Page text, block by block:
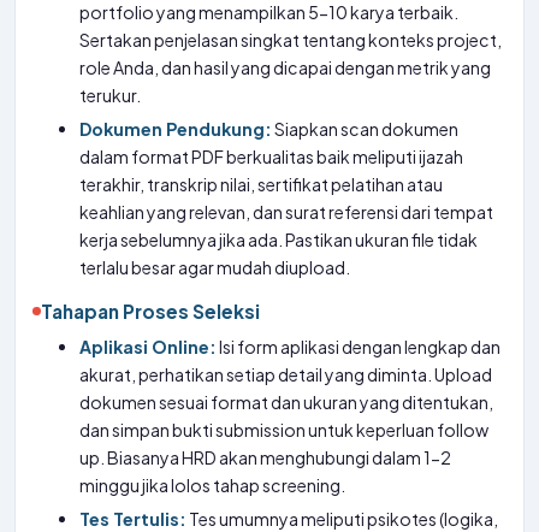
portfolio yang menampilkan 5-10 karya terbaik.
Sertakan penjelasan singkat tentang konteks project,
role Anda, dan hasil yang dicapai dengan metrik yang
terukur.
Dokumen Pendukung: Siapkan scan dokumen
dalam format PDF berkualitas baik meliputi ijazah
terakhir, transkrip nilai, sertifikat pelatihan atau
keahlian yang relevan, dan surat referensi dari tempat
kerja sebelumnya jika ada. Pastikan ukuran file tidak
terlalu besar agar mudah diupload.
Tahapan Proses Seleksi
Aplikasi Online: Isi form aplikasi dengan lengkap dan
akurat, perhatikan setiap detail yang diminta. Upload
dokumen sesuai format dan ukuran yang ditentukan,
dan simpan bukti submission untuk keperluan follow
up. Biasanya HRD akan menghubungi dalam 1-2
minggu jika lolos tahap screening.
Tes Tertulis: Tes umumnya meliputi psikotes (logika,